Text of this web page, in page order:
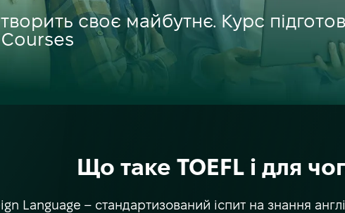
своє майбутнє. Курс
Що таке TOEFL і для
Language – стандартизований іспит на знання